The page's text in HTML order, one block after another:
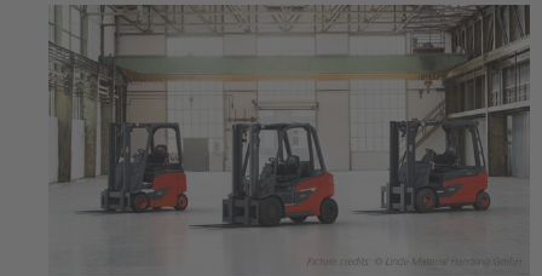
公司
人才招聘